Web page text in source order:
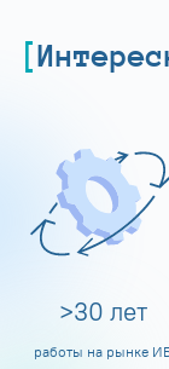
>30 лет
работы на рынке